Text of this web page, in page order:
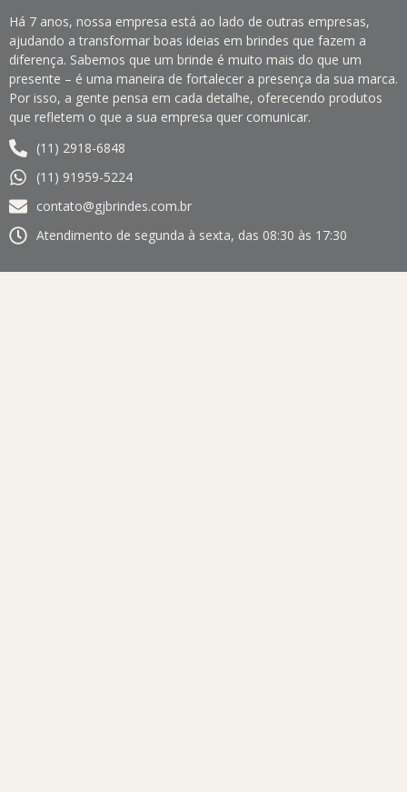
Há 7 anos, nossa empresa está ao lado de outras empresas,
ajudando a transformar boas ideias em brindes que fazem a
diferença. Sabemos que um brinde é muito mais do que um
presente – é uma maneira de fortalecer a presença da sua marca.
Por isso, a gente pensa em cada detalhe, oferecendo produtos
que refletem o que a sua empresa quer comunicar.
(11) 2918-6848
(11) 91959-5224
contato@gjbrindes.com.br
Atendimento de segunda à sexta, das 08:30 às 17:30